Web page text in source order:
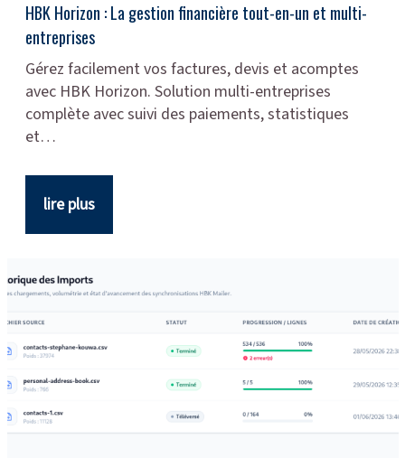
HBK Horizon : La gestion financière tout-en-un et multi-
entreprises
Gérez facilement vos factures, devis et acomptes
avec HBK Horizon. Solution multi-entreprises
complète avec suivi des paiements, statistiques
et…
lire plus